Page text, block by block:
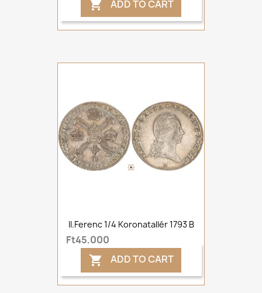
 ADD TO CART
II.Ferenc 1/4 Koronatallér 1793 B
Ft45,000
 ADD TO CART